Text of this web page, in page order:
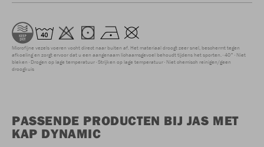
Microfijne vezels voeren vocht direct naar buiten af. Het materiaal droogt zeer snel, beschermt tegen
afkoeling en zorgt ervoor dat u een aangenaam lichaamsgevoel behoudt tijdens het sporten. 40° Niet
bleken Drogen op lage temperatuur Strijken op lage temperatuur Niet chemisch reinigen/geen
droogkuis
PASSENDE PRODUCTEN BIJ JAS MET
KAP DYNAMIC